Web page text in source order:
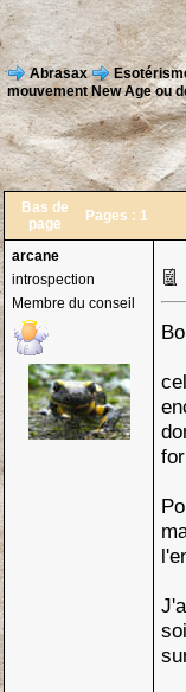
Abrasax
mouvement New Age ou
Bas de
page
Pages : 1
arcane
introspection
Membre du conseil